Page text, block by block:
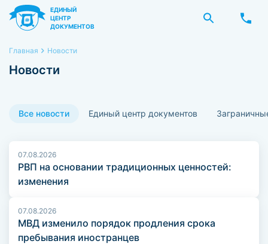
ЕДИНЫЙ
ЦЕНТР
ДОКУМЕНТОВ
Главная Новости
Новости
Все новости Единый центр документов
07.08.2026
РВП на основании традиционных ценностей:
изменения
07.08.2026
МВД изменило порядок продления срока
пребывания иностранцев